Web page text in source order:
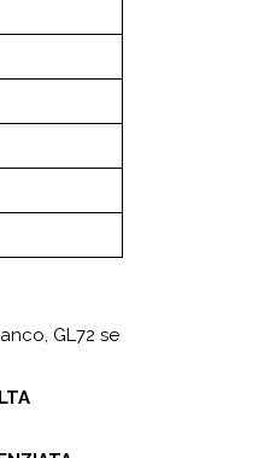
GL72 se